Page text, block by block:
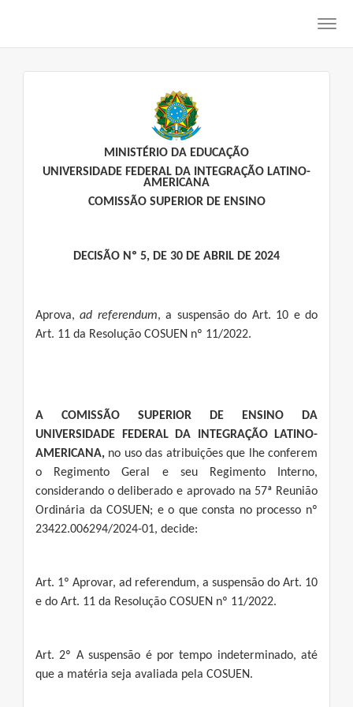
MINISTÉRIO DA EDUCAÇÃO
UNIVERSIDADE FEDERAL DA INTEGRAÇÃO LATINO-
AMERICANA
COMISSÃO SUPERIOR DE ENSINO
DECISÃO Nº 5, DE 30 DE ABRIL DE 2024
Aprova,ad referendum, a suspensão do Art. 10 e do
Art. 11 da Resolução COSUEN nº 11/2022.
A COMISSÃO SUPERIOR DE ENSINO DA
UNIVERSIDADE FEDERAL DA INTEGRAÇÃO LATINO-
AMERICANA, no uso das atribuições que lhe conferem
o Regimento Geral e seu Regimento Interno,
considerando o deliberado e aprovado na 57ª Reunião
Ordinária da COSUEN; e o que consta no processo nº
23422.006294/2024-01, decide:
Art. 1º Aprovar, ad referendum, a suspensão do Art. 10
e do Art. 11 da Resolução COSUEN nº 11/2022.
Art. 2º A suspensão é por tempo indeterminado, até
que a matéria seja avaliada pela COSUEN.